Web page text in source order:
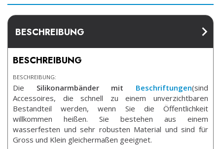
BESCHREIBUNG
BESCHREIBUNG
BESCHREIBUNG:
Die Silikonarmbänder mit Beschriftungen(sind
Accessoires, die schnell zu einem unverzichtbaren
Bestandteil werden, wenn Sie die Öffentlichkeit
willkommen heißen. Sie bestehen aus einem
wasserfesten und sehr robusten Material und sind für
Gross und Klein gleichermaßen geeignet.